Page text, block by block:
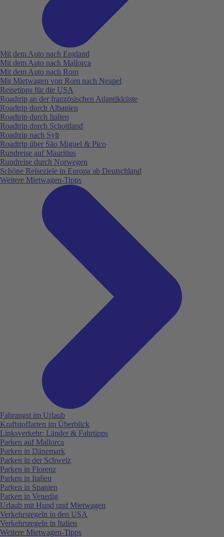
Mit dem Auto nach England
Mit dem Auto nach Mallorca
Mit dem Auto nach Rom
Mit Mietwagen von Rom nach Neapel
Reisetipps für die USA
Roadtrip an der französischen Atlantikküste
Roadtrip durch Albanien
Roadtrip durch Italien
Roadtrip durch Schottland
Roadtrip nach Sylt
Roadtrip über São Miguel & Pico
Rundreise auf Mauritius
Rundreise durch Norwegen
Schöne Reiseziele in Europa ab Deutschland
Weitere Mietwagen-Tipps
Fahrangst im Urlaub
Kraftstoffarten im Überblick
Linksverkehr: Länder & Fahrtipps
Parken auf Mallorca
Parken in Dänemark
Parken in der Schweiz
Parken in Florenz
Parken in Italien
Parken in Spanien
Parken in Venedig
Urlaub mit Hund und Mietwagen
Verkehrsregeln in den USA
Verkehrsregeln in Italien
Weitere Mietwagen-Tipps